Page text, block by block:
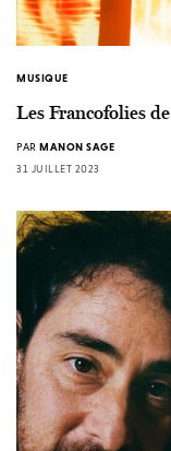
MUSIQUE
Les Francofolies
PAR MANON SAGE
31 JUILLET 2023